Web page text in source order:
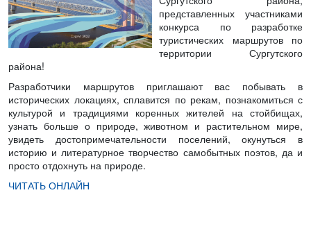
представленных участниками
конкурса по разработке
туристических маршрутов по
территории Сургутского
района!
Разработчики маршрутов приглашают вас побывать в
исторических локациях, сплавится по рекам, познакомиться с
культурой и традициями коренных жителей на стойбищах,
узнать больше о природе, животном и растительном мире,
увидеть достопримечательности поселений, окунуться в
историю и литературное творчество самобытных поэтов, да и
просто отдохнуть на природе.
ЧИТАТЬ ОНЛАЙН